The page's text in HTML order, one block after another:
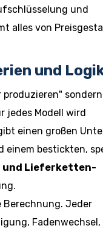
und
alles von
und
jedes Modell wird
einen großen
einem bestickten,
und Lieferketten-
Berechnung. Jeder
Fadenwechsel,